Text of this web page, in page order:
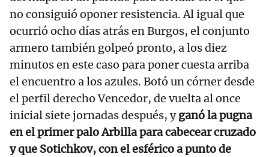
no consiguió oponer resistencia. Al igual que
ocurrió ocho días atrás en Burgos, el conjunto
armero también golpeó pronto, a los diez
minutos en este caso para poner cuesta arriba
el encuentro a los azules. Botó un córner desde
el perfil derecho Vencedor, de vuelta al once
inicial siete jornadas después, yganó la pugna
en el primer palo Arbilla para cabecear cruzado
y que Sotichkov, con el esférico a punto de